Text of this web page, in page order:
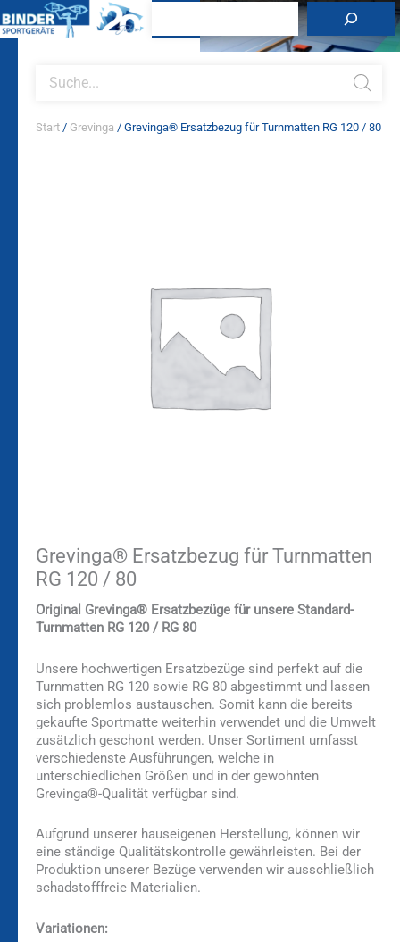
Inhalt
search
Start / Grevinga / Grevinga® Ersatzbezug für Turnmatten RG 120 / 80
Grevinga® Ersatzbezug für Turnmatten
RG 120 / 80
Original Grevinga® Ersatzbezüge für unsere Standard-
Turnmatten RG 120 / RG 80
Unsere hochwertigen Ersatzbezüge sind perfekt auf die
Turnmatten RG 120 sowie RG 80 abgestimmt und lassen
sich problemlos austauschen. Somit kann die bereits
gekaufte Sportmatte weiterhin verwendet und die Umwelt
zusätzlich geschont werden. Unser Sortiment umfasst
verschiedenste Ausführungen, welche in
unterschiedlichen Größen und in der gewohnten
Grevinga®-Qualität verfügbar sind.
Aufgrund unserer hauseigenen Herstellung, können wir
eine ständige Qualitätskontrolle gewährleisten. Bei der
Produktion unserer Bezüge verwenden wir ausschließlich
schadstofffreie Materialien.
Variationen: